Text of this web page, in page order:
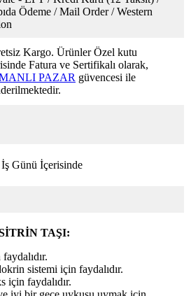
Ödeme / Mail Order / Western
Kargo. Ürünler Özel kutu
Fatura ve Sertifikalı olarak,
PAZAR güvencesi ile
Günü İçerisinde
TAŞI:
sistemi için faydalıdır.
için faydalıdır.